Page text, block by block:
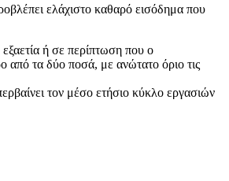
ελάχιστο καθαρό εισόδημα που
ή σε περίπτωση που ο
από τα δύο ποσά, με ανώτατο όριο τις
τον μέσο ετήσιο κύκλο εργασιών